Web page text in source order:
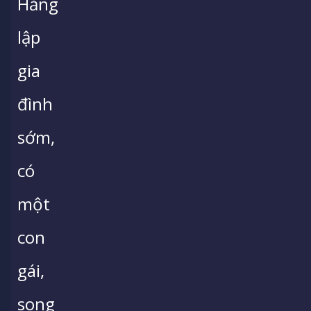
lập
gia
đình
sớm,
có
một
con
gái,
song